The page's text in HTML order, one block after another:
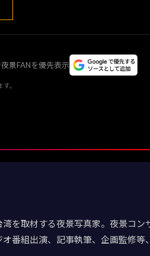
景FANを優先表示
。
を取材する夜景写真家。夜景コ
番組出演、記事執筆、企画監修等